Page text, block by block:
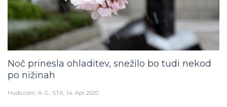
Noč prinesla ohladitev, snežilo bo tudi nekod
po nižinah
Hudo.com A. G., STA 14. Apr 2020